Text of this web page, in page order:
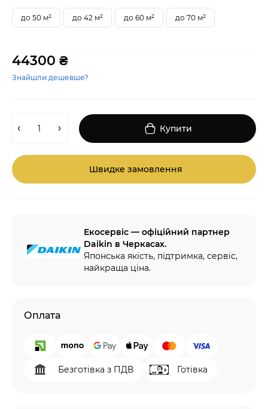
до 50 м² до 42 м² до 60 м² до 70 м²
44300 ₴
Знайшли дешевше?
Купити
Швидке замовлення
Екосервіс — офіційний партнер
Daikin в Черкасах.
Японська якість, підтримка, сервіс,
найкраща ціна.
Оплата
Безготівка з ПДВ Готівка